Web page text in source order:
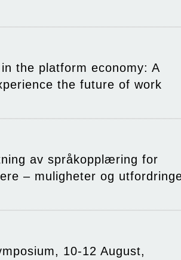
the platform economy: A
the future of work
av språkopplæring for
– muligheter og
10-12 August,